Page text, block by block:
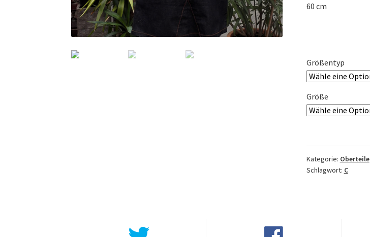
60 cm
Größentyp
Größe
Kategorie: Oberteile
Schlagwort: C